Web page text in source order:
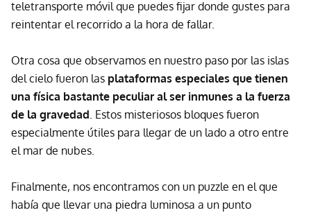
teletransporte móvil que puedes fijar donde gustes para
reintentar el recorrido a la hora de fallar.
Otra cosa que observamos en nuestro paso por las islas
del cielo fueron las plataformas especiales que tienen
una física bastante peculiar al ser inmunes a la fuerza
de la gravedad. Estos misteriosos bloques fueron
especialmente útiles para llegar de un lado a otro entre
el mar de nubes.
Finalmente, nos encontramos con un puzzle en el que
había que llevar una piedra luminosa a un punto